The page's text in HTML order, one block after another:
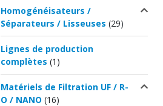
Homogénéisateurs /
Séparateurs / Lisseuses (29)
Lignes de production
complètes (1)
Matériels de Filtration UF / R-
O / NANO (16)